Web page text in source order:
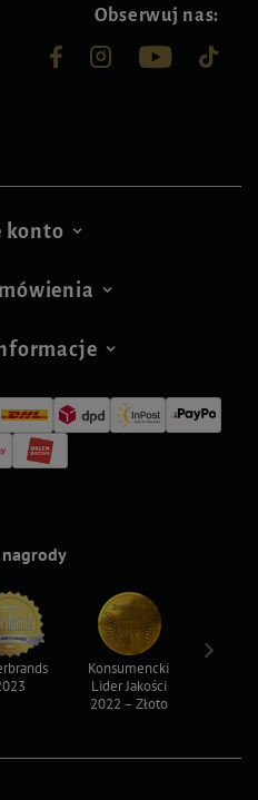
Obserwuj nas:
konto
nagrody
Konsumencki
Lider Jakości
2022 – Złoto